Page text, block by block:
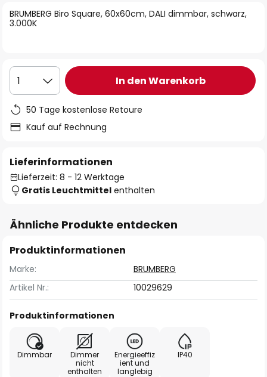
BRUMBERG Biro Square, 60x60cm, DALI dimmbar, schwarz,
3.000K
1 In den Warenkorb
50 Tage kostenlose Retoure
Kauf auf Rechnung
Lieferinformationen
Lieferzeit: 8 - 12 Werktage
Gratis Leuchtmittel enthalten
Ähnliche Produkte entdecken
Produktinformationen
Marke:
BRUMBERG
Artikel Nr.:
10029629
Produktinformationen
Dimmbar
Dimmer
nicht
enthalten
Energieeffiz
ient und
langlebig
IP40